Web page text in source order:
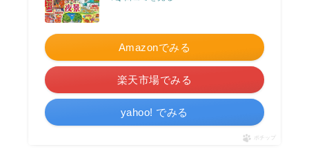
Amazonでみる
楽天市場でみる
yahoo! でみる
ポチップ